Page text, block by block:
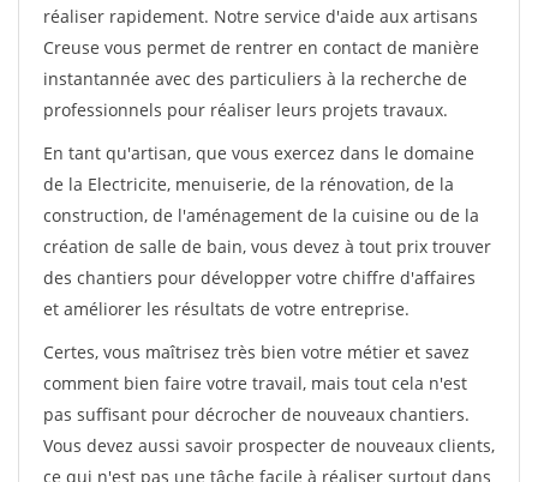
réaliser rapidement. Notre service d'aide aux artisans
Creuse vous permet de rentrer en contact de manière
instantannée avec des particuliers à la recherche de
professionnels pour réaliser leurs projets travaux.
En tant qu'artisan, que vous exercez dans le domaine
de la Electricite, menuiserie, de la rénovation, de la
construction, de l'aménagement de la cuisine ou de la
création de salle de bain, vous devez à tout prix trouver
des chantiers pour développer votre chiffre d'affaires
et améliorer les résultats de votre entreprise.
Certes, vous maîtrisez très bien votre métier et savez
comment bien faire votre travail, mais tout cela n'est
pas suffisant pour décrocher de nouveaux chantiers.
Vous devez aussi savoir prospecter de nouveaux clients,
ce qui n'est pas une tâche facile à réaliser surtout dans